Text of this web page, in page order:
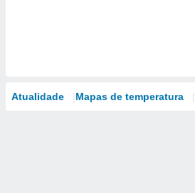
Atualidade Mapas de temperatura